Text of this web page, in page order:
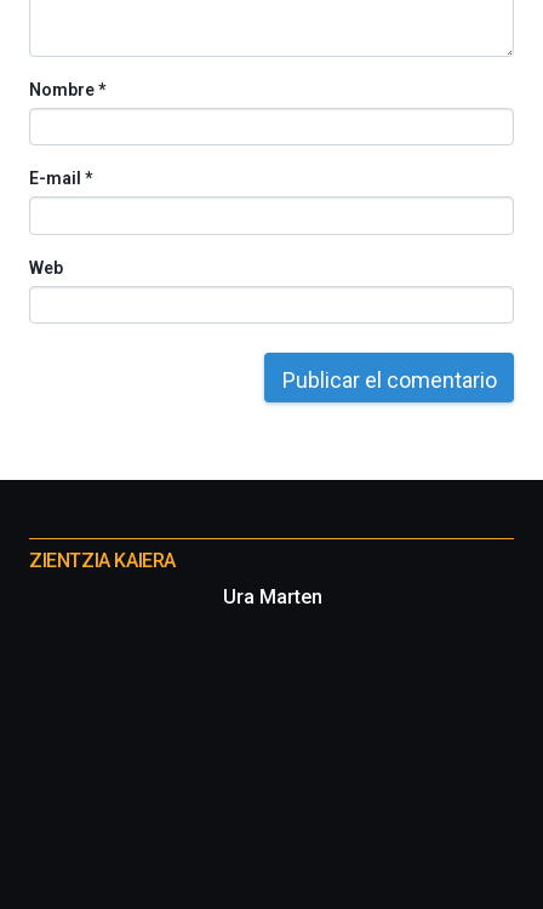
Nombre*
E-mail *
Web
proyectos
ZIENTZIA KAIERA
Ura Marten